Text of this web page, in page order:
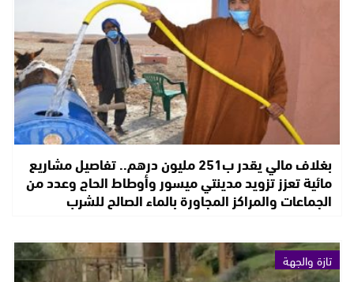
بغلاف مالي يقدر ب251 مليون درهم.. تفاصيل مشاريع
مائية تعزز تزويد مدينتي ميسور وأوطاط الحاج وعدد من
الجماعات والمراكز المجاورة بالماء الصالح للشرب
تازة والجهة